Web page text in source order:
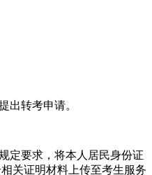
转考申请。
要求，将本人居民身份证
关证明材料上传至考生服务